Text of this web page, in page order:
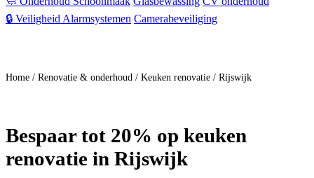
🔒 Veiligheid Alarmsystemen Camerabeveiliging
Home / Renovatie & onderhoud / Keuken renovatie / Rijswijk
Bespaartot 20% op keuken
renovatie in Rijswijk